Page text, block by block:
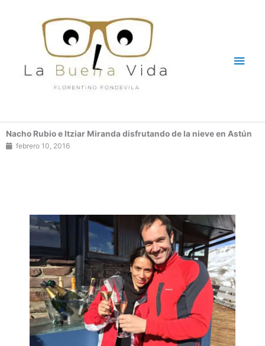
Nacho Rubio e Itziar Miranda disfrutando de la nieve en Astún
febrero 10, 2016